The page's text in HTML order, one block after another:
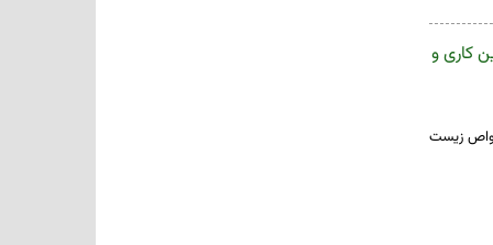
کاری و
زیست